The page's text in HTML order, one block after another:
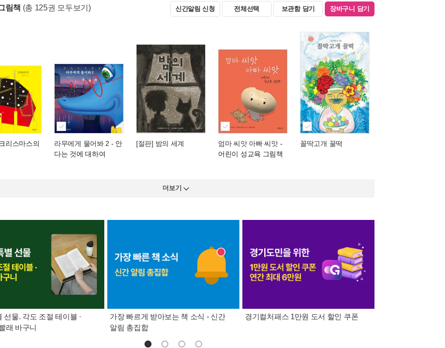
림책 (총 125권 모두보기) 신간알림 신청 전체선택 보관함 담기 장바구니 담기
리스마스의 라무에게 물어봐 2 - 안
다는 것에 대하여
[절판] 밤의 세계 엄마 씨앗 아빠 씨앗-
어린이 성교육 그림책
꼴딱고개 꿀떡
더보기
선물. 각도 조절 테이블 ·
래 바구니
가장 빠르게 받아보는 책 소식 - 신간
알림 총집합
경기컬처패스 1만원 도서 할인 쿠폰